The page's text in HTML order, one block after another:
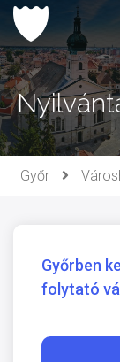
Ugrás
tartalomhoz
Győr
Győrben
folytató